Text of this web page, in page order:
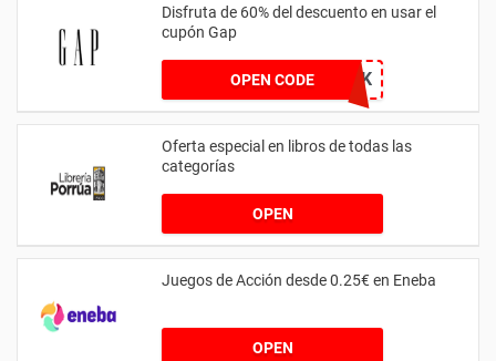
Disfruta de 60% del descuento en usar el
cupón Gap
OPEN CODE QUICK
Oferta especial en libros de todas las
categorías
OPEN
Juegos de Acción desde 0.25€ en Eneba
OPEN